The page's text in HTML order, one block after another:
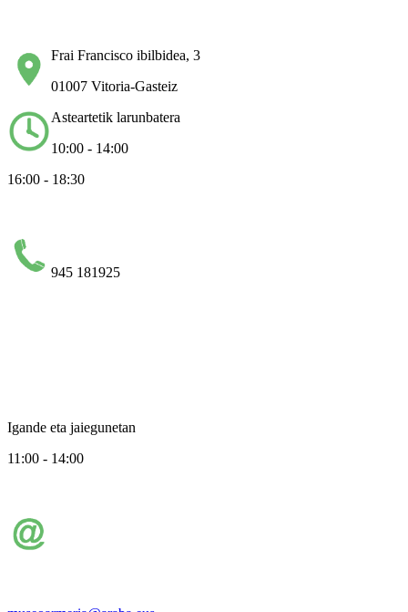
Frai Francisco ibilbidea, 3
01007 Vitoria-Gasteiz
Asteartetik larunbatera
10:00 - 14:00
16:00 - 18:30
945 181925
Igande eta jaiegunetan
11:00 - 14:00